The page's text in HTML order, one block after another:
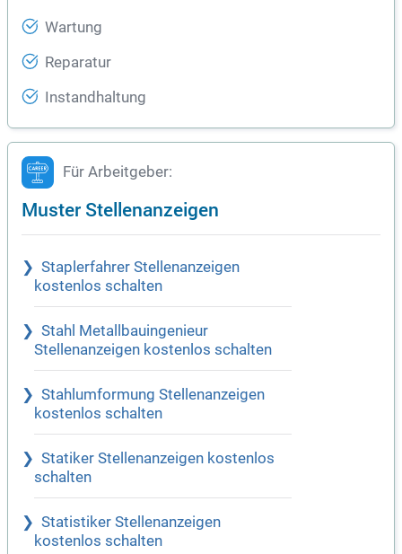
Wartung
Reparatur
Instandhaltung
Für Arbeitgeber:
Muster Stellenanzeigen
Staplerfahrer Stellenanzeigen
kostenlos schalten
Stahl Metallbauingenieur
Stellenanzeigen kostenlos schalten
Stahlumformung Stellenanzeigen
kostenlos schalten
Statiker Stellenanzeigen kostenlos
schalten
Statistiker Stellenanzeigen
kostenlos schalten